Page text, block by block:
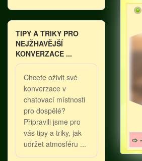
TIPY A TRIKY PRO
NEJŽHAVĚJŠÍ
KONVERZACE ...
Chcete oživit své
konverzace v
chatovací místnosti
pro dospělé?
Připravili jsme pro
vás tipy a triky, jak
udržet atmosféru ...
➩